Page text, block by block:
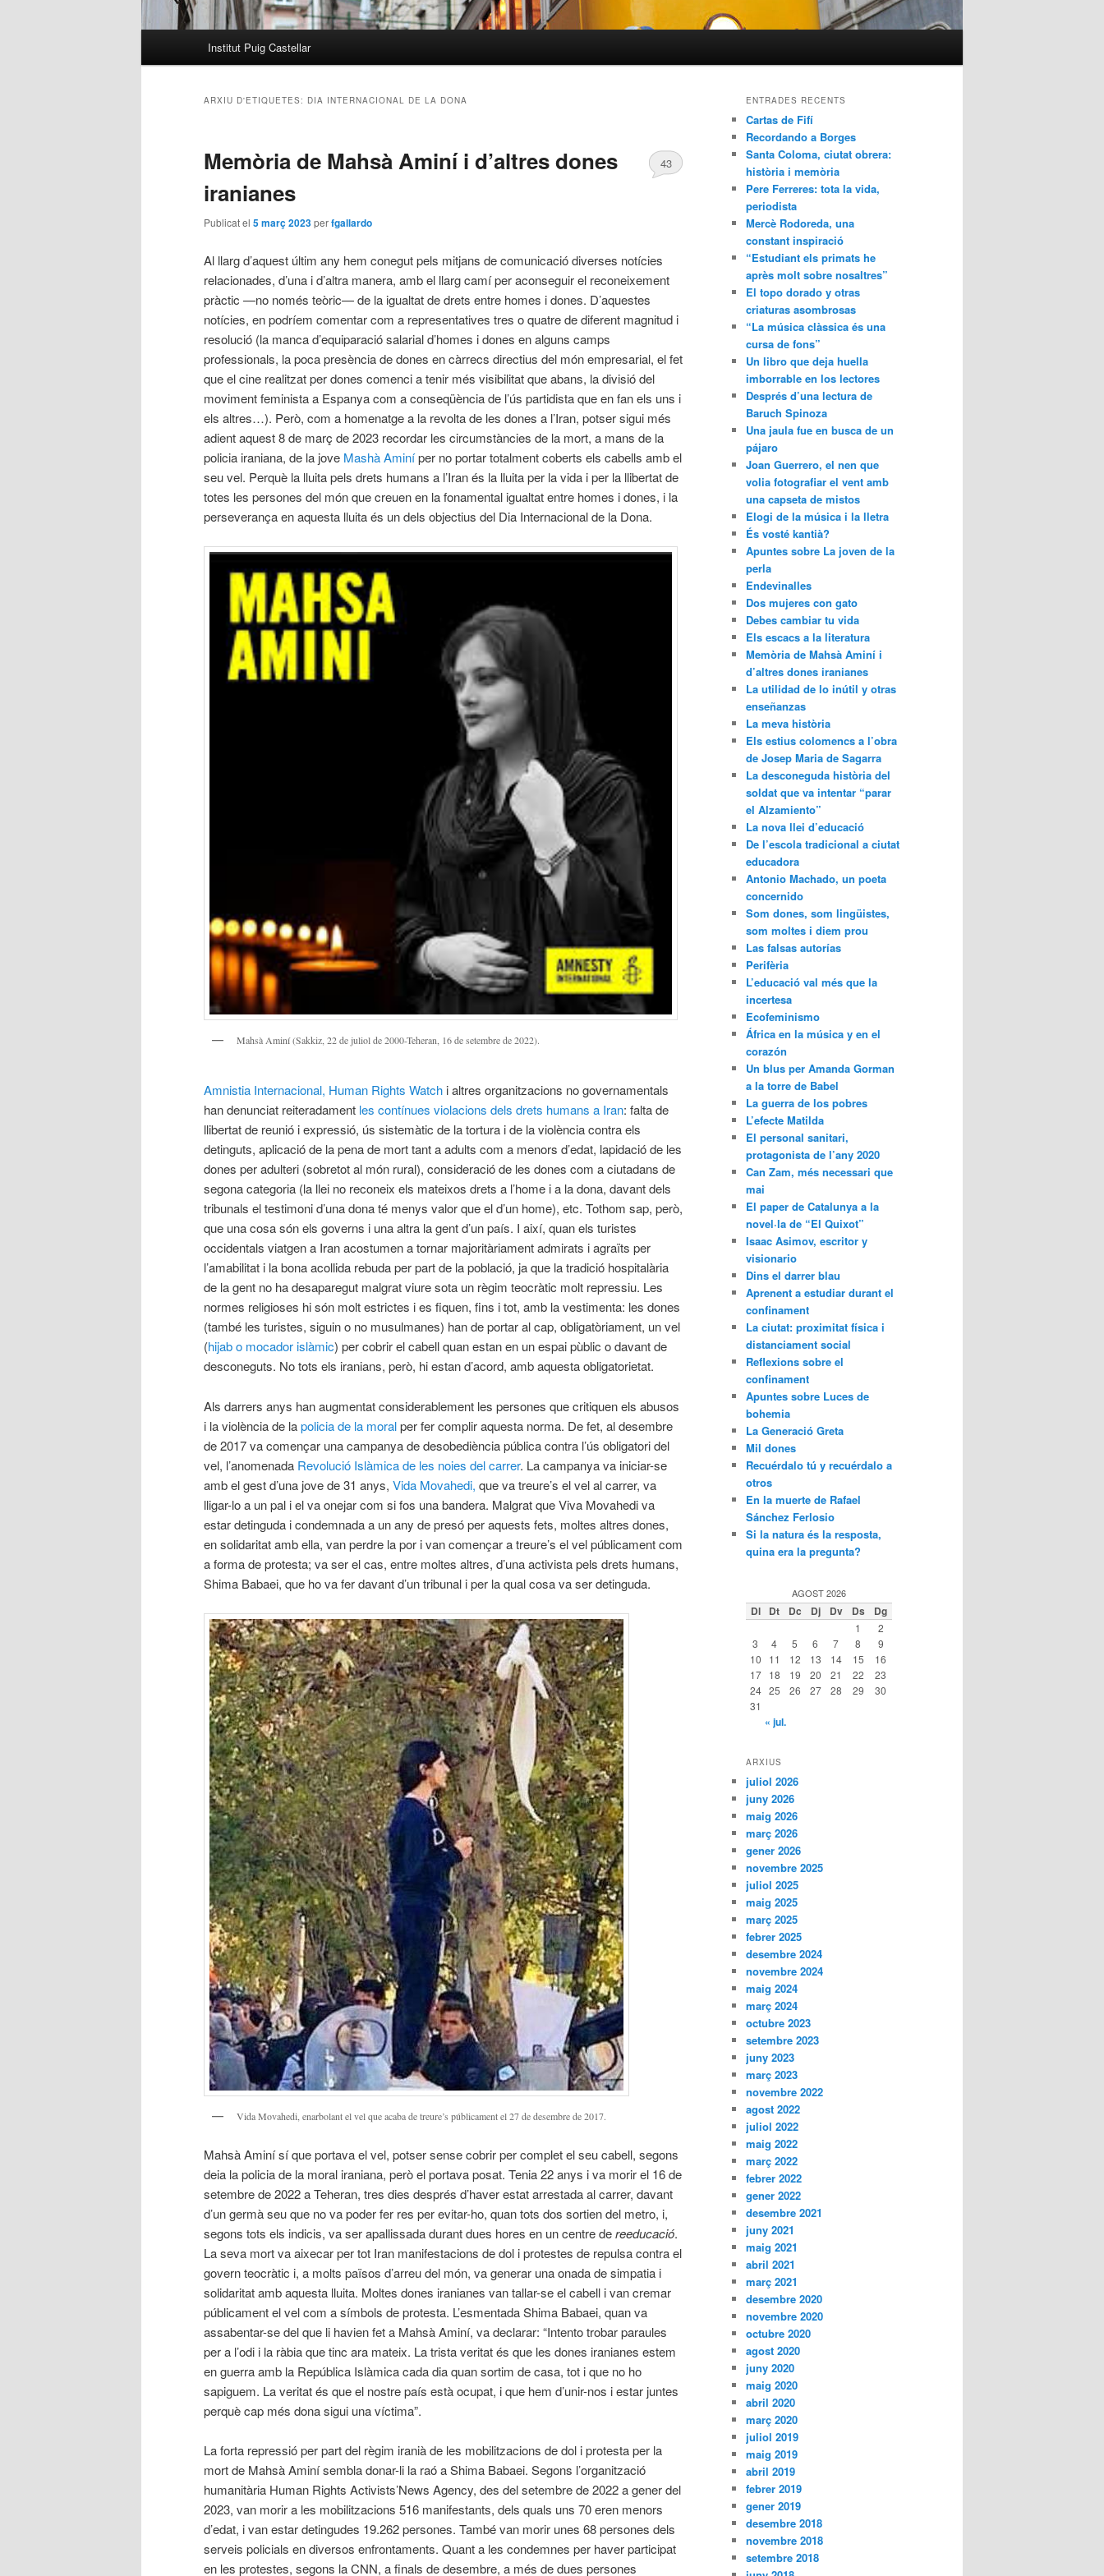
Institut Puig Castellar
ARXIU D'ETIQUETES: DIA INTERNACIONAL DE LA DONA
Memòria de Mahsà Aminí i d’altres dones
iranianes
Publicat el 5 març 2023perfgallardo
43
Al llarg d’aquest últim any hem conegut pels mitjans de comunicació diverses notícies
relacionades, d’una i d’altra manera, amb el llarg camí per aconseguir el reconeixement
pràctic —no només teòric— de la igualtat de drets entre homes i dones. D’aquestes
notícies, en podríem comentar com a representatives tres o quatre de diferent magnitud i
resolució (la manca d’equiparació salarial d’homes i dones en alguns camps
professionals, la poca presència de dones en càrrecs directius del món empresarial, el fet
que el cine realitzat per dones comenci a tenir més visibilitat que abans, la divisió del
moviment feminista a Espanya com a conseqüència de l’ús partidista que en fan els uns i
els altres…). Però, com a homenatge a la revolta de les dones a l’Iran, potser sigui més
adient aquest 8 de març de 2023 recordar les circumstàncies de la mort, a mans de la
policia iraniana, de la jove Mashà Aminíper no portar totalment coberts els cabells amb el
seu vel. Perquè la lluita pels drets humans a l’Iran és la lluita per la vida i per la llibertat de
totes les persones del món que creuen en la fonamental igualtat entre homes i dones, i la
perseverança en aquesta lluita és un dels objectius del Dia Internacional de la Dona.
Mahsà Aminí (Sakkiz, 22 de juliol de 2000-Teheran, 16 de setembre de 2022).
Amnistia Internacional, Human Rights Watch i altres organitzacions no governamentals
han denunciat reiteradament les contínues violacions dels drets humans a Iran: falta de
llibertat de reunió i expressió, ús sistemàtic de la tortura i de la violència contra els
detinguts, aplicació de la pena de mort tant a adults com a menors d’edat, lapidació de les
dones per adulteri (sobretot al món rural), consideració de les dones com a ciutadans de
segona categoria (la llei no reconeix els mateixos drets a l’home i a la dona, davant dels
tribunals el testimoni d’una dona té menys valor que el d’un home), etc. Tothom sap, però,
que una cosa són els governs i una altra la gent d’un país. I així, quan els turistes
occidentals viatgen a Iran acostumen a tornar majoritàriament admirats i agraïts per
l’amabilitat i la bona acollida rebuda per part de la població, ja que la tradició hospitalària
de la gent no ha desaparegut malgrat viure sota un règim teocràtic molt repressiu. Les
normes religioses hi són molt estrictes i es fiquen, fins i tot, amb la vestimenta: les dones
(també les turistes, siguin o no musulmanes) han de portar al cap, obligatòriament, un vel
(hijab o mocador islàmic) per cobrir el cabell quan estan en un espai pùblic o davant de
desconeguts. No tots els iranians, però, hi estan d’acord, amb aquesta obligatorietat.
Als darrers anys han augmentat considerablement les persones que critiquen els abusos
i la violència de lapolicia de la moralper fer complir aquesta norma. De fet, al desembre
de 2017 va començar una campanya de desobediència pública contra l’ús obligatori del
vel, l’anomenada Revolució Islàmica de les noies del carrer. La campanya va iniciar-se
amb el gest d’una jove de 31 anys, Vida Movahedi, que va treure’s el vel al carrer, va
lligar-lo a un pal i el va onejar com si fos una bandera. Malgrat que Viva Movahedi va
estar detinguda i condemnada a un any de presó per aquests fets, moltes altres dones,
en solidaritat amb ella, van perdre la por i van començar a treure’s el vel públicament com
a forma de protesta; va ser el cas, entre moltes altres, d’una activista pels drets humans,
Shima Babaei, que ho va fer davant d’un tribunal i per la qual cosa va ser detinguda.
Vida Movahedi, enarbolant el vel que acaba de treure’s públicament el 27 de desembre de 2017.
Mahsà Aminí sí que portava el vel, potser sense cobrir per complet el seu cabell, segons
deia la policia de la moral iraniana, però el portava posat. Tenia 22 anys i va morir el 16 de
setembre de 2022 a Teheran, tres dies després d’haver estat arrestada al carrer, davant
d’un germà seu que no va poder fer res per evitar-ho, quan tots dos sortien del metro, i,
segons tots els indicis, va ser apallissada durant dues hores en un centre dereeducació.
La seva mort va aixecar per tot Iran manifestacions de dol i protestes de repulsa contra el
govern teocràtic i, a molts països d’arreu del món, va generar una onada de simpatia i
solidaritat amb aquesta lluita. Moltes dones iranianes van tallar-se el cabell i van cremar
públicament el vel com a símbols de protesta. L’esmentada Shima Babaei, quan va
assabentar-se del que li havien fet a Mahsà Aminí, va declarar: “Intento trobar paraules
per a l’odi i la ràbia que tinc ara mateix. La trista veritat és que les dones iranianes estem
en guerra amb la República Islàmica cada dia quan sortim de casa, tot i que no ho
sapiguem. La veritat és que el nostre país està ocupat, i que hem d’unir-nos i estar juntes
perquè cap més dona sigui una víctima”.
La forta repressió per part del règim iranià de les mobilitzacions de dol i protesta per la
mort de Mahsà Aminí sembla donar-li la raó a Shima Babaei. Segons l’organització
humanitària Human Rights Activists’News Agency, des del setembre de 2022 a gener del
2023, van morir a les mobilitzacions 516 manifestants, dels quals uns 70 eren menors
d’edat, i van estar detingudes 19.262 persones. També van morir unes 68 persones dels
serveis policials en diversos enfrontaments. Quant a les condemnes per haver participat
en les protestes, segons la CNN, a finals de desembre, a més de dues persones
ENTRADES RECENTS
Cartas de Fifí
Recordando a Borges
Santa Coloma, ciutat obrera:
història i memòria
Pere Ferreres: tota la vida,
periodista
Mercè Rodoreda, una
constant inspiració
“Estudiant els primats he
après molt sobre nosaltres”
El topo dorado y otras
criaturas asombrosas
“La música clàssica és una
cursa de fons”
Un libro que deja huella
imborrable en los lectores
Després d’una lectura de
Baruch Spinoza
Una jaula fue en busca de un
pájaro
Joan Guerrero, el nen que
volia fotografiar el vent amb
una capseta de mistos
Elogi de la música i la lletra
És vosté kantià?
Apuntes sobre La joven de la
perla
Endevinalles
Dos mujeres con gato
Debes cambiar tu vida
Els escacs a la literatura
Memòria de Mahsà Aminí i
d’altres dones iranianes
La utilidad de lo inútil y otras
enseñanzas
La meva història
Els estius colomencs a l’obra
de Josep Maria de Sagarra
La desconeguda història del
soldat que va intentar “parar
el Alzamiento”
La nova llei d’educació
De l’escola tradicional a ciutat
educadora
Antonio Machado, un poeta
concernido
Som dones, som lingüistes,
som moltes i diem prou
Las falsas autorías
Perifèria
L’educació val més que la
incertesa
Ecofeminismo
África en la música y en el
corazón
Un blus per Amanda Gorman
a la torre de Babel
La guerra de los pobres
L’efecte Matilda
El personal sanitari,
protagonista de l’any 2020
Can Zam, més necessari que
mai
El paper de Catalunya a la
novel·la de “El Quixot”
Isaac Asimov, escritor y
visionario
Dins el darrer blau
Aprenent a estudiar durant el
confinament
La ciutat: proximitat física i
distanciament social
Reflexions sobre el
confinament
Apuntes sobre Luces de
bohemia
La Generació Greta
Mil dones
Recuérdalo tú y recuérdalo a
otros
En la muerte de Rafael
Sánchez Ferlosio
Si la natura és la resposta,
quina era la pregunta?
AGOST 2026
Dl Dt Dc Dj Dv Ds Dg
1
2
3
4 5 6 7 8
9
10
11 12 13 14 15
16
17
18 19 20 21 22
23
24 25 26 27 28 29
30
31
« jul.
ARXIUS
juliol 2026
juny 2026
maig 2026
març 2026
gener 2026
novembre 2025
juliol 2025
maig 2025
març 2025
febrer 2025
desembre 2024
novembre 2024
maig 2024
març 2024
octubre 2023
setembre 2023
juny 2023
març 2023
novembre 2022
agost 2022
juliol 2022
maig 2022
març 2022
febrer 2022
gener 2022
desembre 2021
juny 2021
maig 2021
abril 2021
març 2021
desembre 2020
novembre 2020
octubre 2020
agost 2020
juny 2020
maig 2020
abril 2020
març 2020
juliol 2019
maig 2019
abril 2019
febrer 2019
gener 2019
desembre 2018
novembre 2018
setembre 2018